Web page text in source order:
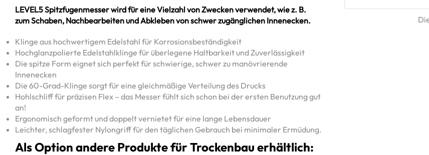
LEVEL5 Spitzfugenmesser wird für eine Vielzahl von Zwecken verwendet, wie z. B.
zum Schaben, Nachbearbeiten und Abkleben von schwer zugänglichen Innenecken.
Klinge aus hochwertigem Edelstahl für Korrosionsbeständigkeit
Hochglanzpolierte Edelstahlklinge für überlegene Haltbarkeit und Zuverlässigkeit
Die spitze Form eignet sich perfekt für schwierige, schwer zu manövrierende
Innenecken
Die 60-Grad-Klinge sorgt für eine gleichmäßige Verteilung des Drucks
Hohlschliff für präzisen Flex – das Messer fühlt sich schon bei der ersten Benutzung gut
an!
Ergonomisch geformt und doppelt vernietet für eine lange Lebensdauer
Leichter, schlagfester Nylongriff für den täglichen Gebrauch bei minimaler Ermüdung.
Als Option andere Produkte für Trockenbau erhältlich: